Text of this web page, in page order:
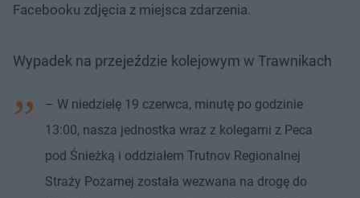
Facebooku zdjęcia z miejsca zdarzenia.
Wypadek na przejeździe kolejowym w Trawnikach
– W niedzielę 19 czerwca, minutę po godzinie
13:00, nasza jednostka wraz z kolegami z Peca
pod Śnieżką i oddziałem Trutnov Regionalnej
Straży Pożarnej została wezwana na drogę do